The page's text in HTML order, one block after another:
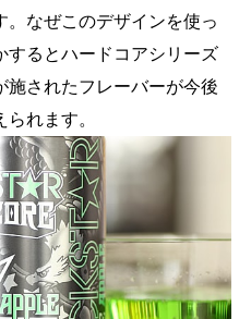
。なぜこのデザインを使っ
するとハードコアシリーズ
施されたフレーバーが今後
れます。